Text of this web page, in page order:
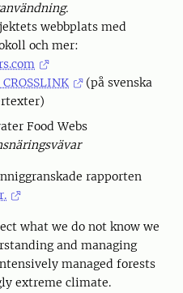
webbplats med
och mer:
(på svenska
Food Webs
rapporten
what we do not know we
and managing
managed forests
extreme climate.